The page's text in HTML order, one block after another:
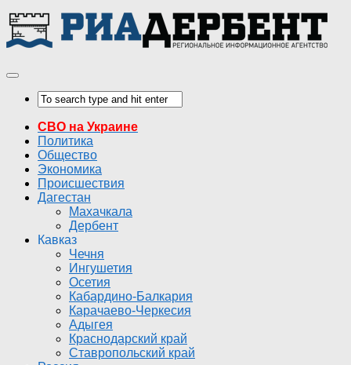
СВО на Украине
Политика
Общество
Экономика
Происшествия
Дагестан
Махачкала
Дербент
Кавказ
Чечня
Ингушетия
Осетия
Кабардино-Балкария
Карачаево-Черкесия
Адыгея
Краснодарский край
Ставропольский край